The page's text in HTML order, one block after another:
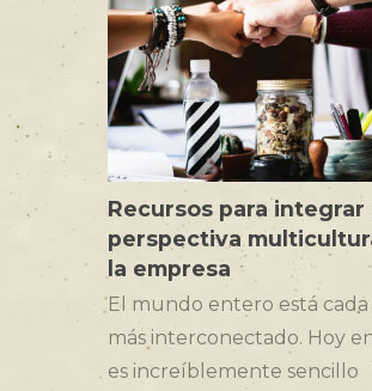
Recursos para integrar
perspectiva
la empresa
El mundo entero está cada
más interconectado. Hoy
es increíblemente sencillo